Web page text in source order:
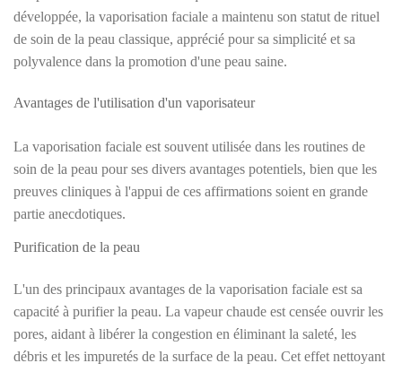
développée, la vaporisation faciale a maintenu son statut de rituel
de soin de la peau classique, apprécié pour sa simplicité et sa
polyvalence dans la promotion d'une peau saine.
Avantages de l'utilisation d'un vaporisateur
La vaporisation faciale est souvent utilisée dans les routines de
soin de la peau pour ses divers avantages potentiels, bien que les
preuves cliniques à l'appui de ces affirmations soient en grande
partie anecdotiques.
Purification de la peau
L'un des principaux avantages de la vaporisation faciale est sa
capacité à purifier la peau. La vapeur chaude est censée ouvrir les
pores, aidant à libérer la congestion en éliminant la saleté, les
débris et les impuretés de la surface de la peau. Cet effet nettoyant